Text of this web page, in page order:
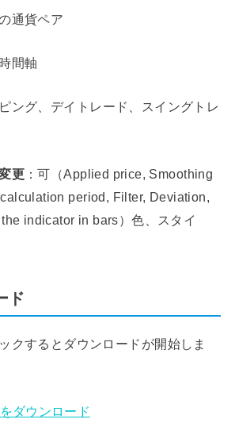
通貨ペア
間軸
ング、デイトレード、スイングトレ
更 ：可（Applied price, Smoothing
period, Filter, Deviation,
indicator in bars）色、スタイ
ド
クするとダウンロードが開始しま
ダウンロード